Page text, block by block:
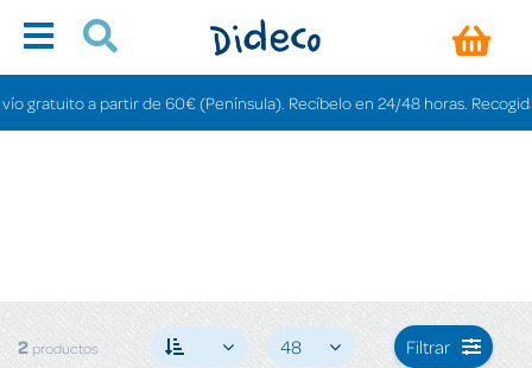
gratuito a partir de 60€ (Península). Recíbelo en 24/48 horas. Recogida
2productos 48 Filtrar